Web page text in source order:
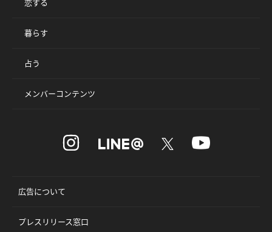
恋する
暮らす
占う
メンバーコンテンツ
広告について
プレスリリース窓口